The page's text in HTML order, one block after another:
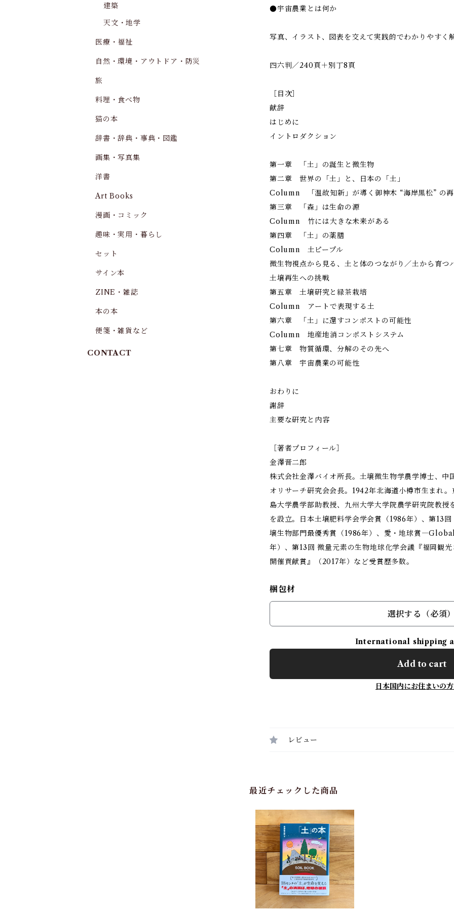
●宇宙農業とは何か
写真、イラスト、図表を交えて実践的でわかりやすく
四六判／240頁＋別丁8頁
［目次］
献辞
はじめに
イントロダクション
第一章 「土」の誕生と微生物
第二章 世界の「土」と、日本の「土」
Column 「温故知新」が導く御神木 “海岸黒松” の
第三章 「森」は生命の源
Column 竹には大きな未来がある
第四章 「土」の薬膳
Column 土ピープル
微生物視点から見る、土と体のつながり／土から育つ
土壌再生への挑戦
第五章 土壌研究と緑茶栽培
Column アートで表現する土
第六章 「土」に還すコンポストの可能性
Column 地産地消コンポストシステム
第七章 物質循環、分解のその先へ
第八章 宇宙農業の可能性
おわりに
謝辞
主要な研究と内容
［著者プロフィール］
金澤晋二郎
株式会社金澤バイオ所長。土壌微生物学農学博士、中
オリサーチ研究会会長。1942年北海道小樽市生まれ
島大学農学部助教授、九州大学大学院農学研究院教
を設立。日本土壌肥料学会学会賞（1986年）、第13
壌生物部門最優秀賞（1986年）、愛・地球賞
年）、第13回 微量元素の生物地球化学会議『福岡観
開催貢献賞』（2017年）など受賞歴多数。
梱包材
選択する（必須）
International shipping
Add to cart
日本国内にお住まいの
レビュー
最近チェックした商品
建築
天文・地学
医療・福祉
自然・環境・アウトドア・防災
旅
料理・食べ物
猫の本
辞書・辞典・事典・図鑑
画集・写真集
洋書
Art Books
漫画・コミック
趣味・実用・暮らし
セット
サイン本
ZINE・雑誌
本の本
便箋・雑貨など
CONTACT